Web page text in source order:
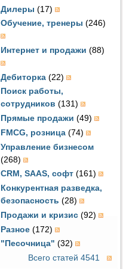
Дилеры (17)
Обучение, тренеры (246)
Интернет и продажи (88)
Дебиторка (22)
Поиск работы,
сотрудников (131)
Прямые продажи (49)
FMCG, розница (74)
Управление бизнесом
(268)
CRM, SAAS, софт (161)
Конкурентная разведка,
безопасность (28)
Продажи и кризис (92)
Разное (172)
"Песочница" (32)
Всего статей 4541